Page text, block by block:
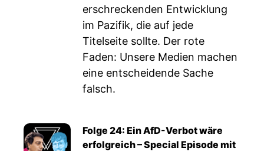
erschreckenden Entwicklung
im Pazifik, die auf jede
Titelseite sollte. Der rote
Faden: Unsere Medien machen
eine entscheidende Sache
falsch.
Folge 24: Ein AfD-Verbot wäre
erfolgreich – Special Episode mit